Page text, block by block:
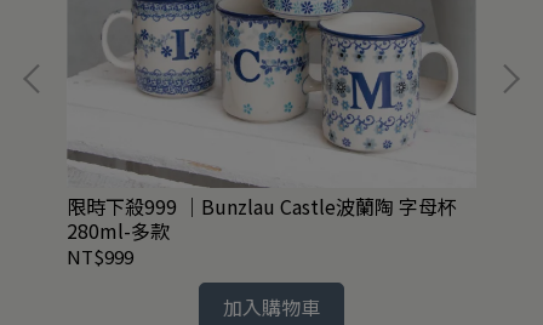
限時下殺999 ｜Bunzlau Castle波蘭陶 字母杯
280ml-多款
NT$999
加入購物車